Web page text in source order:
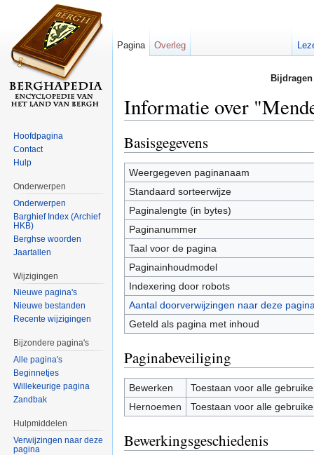
Informatie over
Basisgegevens
Weergegeven paginanaam
Standaard sorteerwijze
Paginalengte (in bytes)
Paginanummer
Taal voor de pagina
Paginainhoudmodel
Indexering door robots
Aantal doorverwijzingen naar deze
Geteld als pagina met inhoud
Paginabeveiliging
Bewerken
Toestaan voor alle
Hernoemen
Toestaan voor alle
Bewerkingsgeschiedenis
Pagina Overleg
Hoofdpagina
Contact
Hulp
Onderwerpen
Onderwerpen
Barghief Index (Archief
HKB)
Berghse woorden
Jaartallen
Wijzigingen
Nieuwe pagina's
Nieuwe bestanden
Recente wijzigingen
Bijzondere pagina's
Alle pagina's
Beginnetjes
Willekeurige pagina
Zandbak
Hulpmiddelen
Verwijzingen naar deze
pagina